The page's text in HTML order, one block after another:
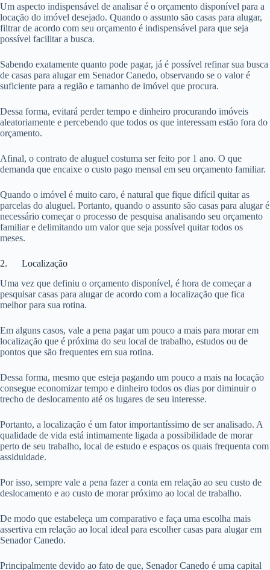
Um aspecto indispensável de analisar é o orçamento disponível para a
locação do imóvel desejado. Quando o assunto são casas para alugar,
filtrar de acordo com seu orçamento é indispensável para que seja
possível facilitar a busca.
Sabendo exatamente quanto pode pagar, já é possível refinar sua busca
de casas para alugar em Senador Canedo, observando se o valor é
suficiente para a região e tamanho de imóvel que procura.
Dessa forma, evitará perder tempo e dinheiro procurando imóveis
aleatoriamente e percebendo que todos os que interessam estão fora do
orçamento.
Afinal, o contrato de aluguel costuma ser feito por 1 ano. O que
demanda que encaixe o custo pago mensal em seu orçamento familiar.
Quando o imóvel é muito caro, é natural que fique difícil quitar as
parcelas do aluguel. Portanto, quando o assunto são casas para alugar é
necessário começar o processo de pesquisa analisando seu orçamento
familiar e delimitando um valor que seja possível quitar todos os
meses.
2. Localização
Uma vez que definiu o orçamento disponível, é hora de começar a
pesquisar casas para alugar de acordo com a localização que fica
melhor para sua rotina.
Em alguns casos, vale a pena pagar um pouco a mais para morar em
localização que é próxima do seu local de trabalho, estudos ou de
pontos que são frequentes em sua rotina.
Dessa forma, mesmo que esteja pagando um pouco a mais na locação
consegue economizar tempo e dinheiro todos os dias por diminuir o
trecho de deslocamento até os lugares de seu interesse.
Portanto, a localização é um fator importantíssimo de ser analisado. A
qualidade de vida está intimamente ligada a possibilidade de morar
perto de seu trabalho, local de estudo e espaços os quais frequenta com
assiduidade.
Por isso, sempre vale a pena fazer a conta em relação ao seu custo de
deslocamento e ao custo de morar próximo ao local de trabalho.
De modo que estabeleça um comparativo e faça uma escolha mais
assertiva em relação ao local ideal para escolher casas para alugar em
Senador Canedo.
Principalmente devido ao fato de que, Senador Canedo é uma capital